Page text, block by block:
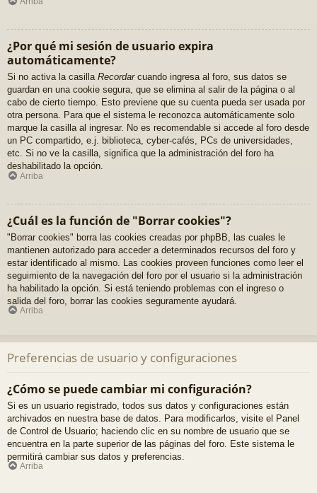
¿Por qué mi sesión de usuario expira
automáticamente?
Si no activa la casilla Recordarcuando ingresa al foro, sus datos se
guardan en una cookie segura, que se elimina al salir de la página o al
cabo de cierto tiempo. Esto previene que su cuenta pueda ser usada por
otra persona. Para que el sistema le reconozca automáticamente solo
marque la casilla al ingresar. No es recomendable si accede al foro desde
un PC compartido, e.j. biblioteca, cyber-cafés, PCs de universidades,
etc. Si no ve la casilla, significa que la administración del foro ha
deshabilitado la opción.
Arriba
¿Cuál es la función de "Borrar cookies"?
"Borrar cookies" borra las cookies creadas por phpBB, las cuales le
mantienen autorizado para acceder a determinados recursos del foro y
estar identificado al mismo. Las cookies proveen funciones como leer el
seguimiento de la navegación del foro por el usuario si la administración
ha habilitado la opción. Si está teniendo problemas con el ingreso o
salida del foro, borrar las cookies seguramente ayudará.
Arriba
Preferencias de usuario y configuraciones
¿Cómo se puede cambiar mi configuración?
Si es un usuario registrado, todos sus datos y configuraciones están
archivados en nuestra base de datos. Para modificarlos, visite el Panel
de Control de Usuario; haciendo clic en su nombre de usuario que se
encuentra en la parte superior de las páginas del foro. Este sistema le
permitirá cambiar sus datos y preferencias.
Arriba